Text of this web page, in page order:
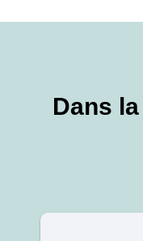
Dans